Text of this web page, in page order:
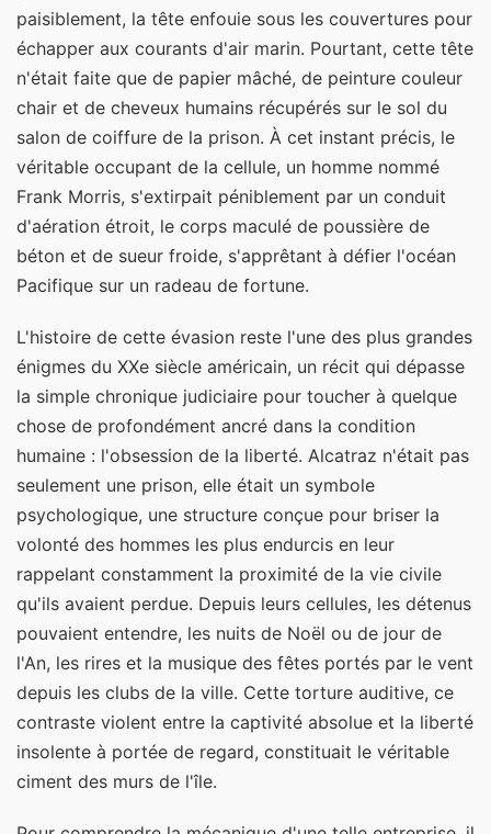
paisiblement, la tête enfouie sous les couvertures pour
échapper aux courants d'air marin. Pourtant, cette tête
n'était faite que de papier mâché, de peinture couleur
chair et de cheveux humains récupérés sur le sol du
salon de coiffure de la prison. À cet instant précis, le
véritable occupant de la cellule, un homme nommé
Frank Morris, s'extirpait péniblement par un conduit
d'aération étroit, le corps maculé de poussière de
béton et de sueur froide, s'apprêtant à défier l'océan
Pacifique sur un radeau de fortune.
L'histoire de cette évasion reste l'une des plus grandes
énigmes du XXe siècle américain, un récit qui dépasse
la simple chronique judiciaire pour toucher à quelque
chose de profondément ancré dans la condition
humaine : l'obsession de la liberté. Alcatraz n'était pas
seulement une prison, elle était un symbole
psychologique, une structure conçue pour briser la
volonté des hommes les plus endurcis en leur
rappelant constamment la proximité de la vie civile
qu'ils avaient perdue. Depuis leurs cellules, les détenus
pouvaient entendre, les nuits de Noël ou de jour de
l'An, les rires et la musique des fêtes portés par le vent
depuis les clubs de la ville. Cette torture auditive, ce
contraste violent entre la captivité absolue et la liberté
insolente à portée de regard, constituait le véritable
ciment des murs de l'île.